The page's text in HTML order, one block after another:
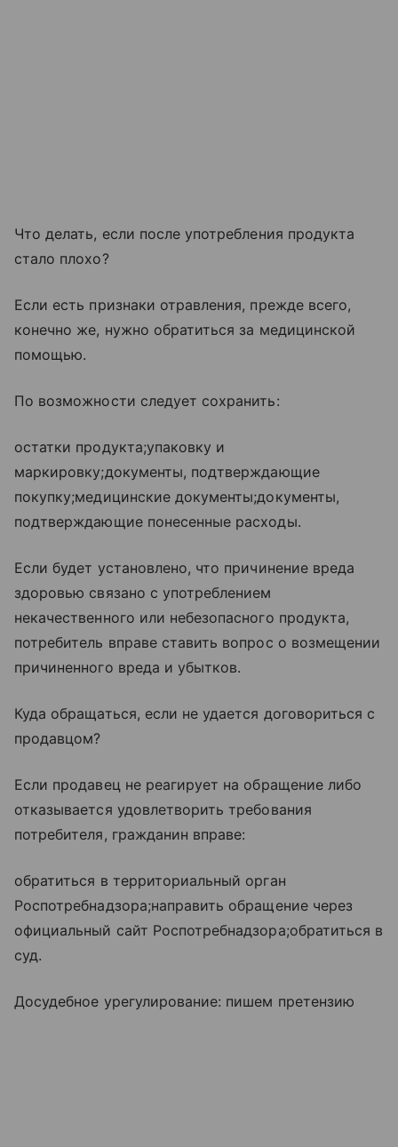
Что делать, если после употребления продукта
стало плохо?
Если есть признаки отравления, прежде всего,
конечно же, нужно обратиться за медицинской
помощью.
По возможности следует сохранить:
остатки продукта;упаковку и
маркировку;документы, подтверждающие
покупку;медицинские документы;документы,
подтверждающие понесенные расходы.
Если будет установлено, что причинение вреда
здоровью связано с употреблением
некачественного или небезопасного продукта,
потребитель вправе ставить вопрос о возмещении
причиненного вреда и убытков.
Куда обращаться, если не удается договориться с
продавцом?
Если продавец не реагирует на обращение либо
отказывается удовлетворить требования
потребителя, гражданин вправе:
обратиться в территориальный орган
Роспотребнадзора;направить обращение через
официальный сайт Роспотребнадзора;обратиться в
суд.
Досудебное урегулирование: пишем претензию